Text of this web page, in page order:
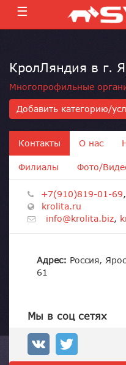
☰
КролЛяндия в г.
Многопрофильные
Добавить категорию/
Контакты О нас
Филиалы Фото/
+7(910)819-01-69,
krolita.ru
info@krolita.biz,
Адрес: Россия,
61
Мы в соц сетях